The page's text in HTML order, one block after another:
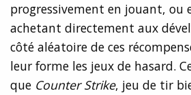
progressivement en jouant, ou
achetant directement aux
côté aléatoire de ces
leur forme les jeux de hasard.
que Counter Strike, jeu de tir